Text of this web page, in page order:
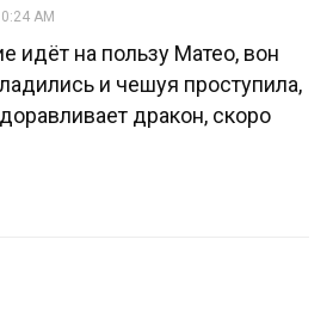
AM
идёт на пользу Матео, вон
и чешуя проступила,
дракон, скоро